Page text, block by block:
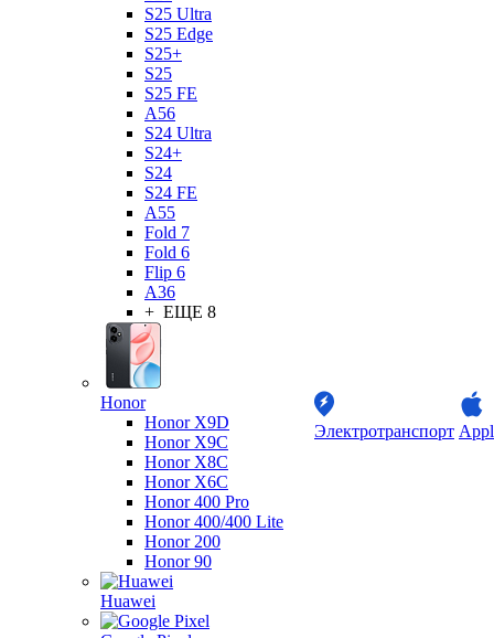
S25 Ultra
S25 Edge
S25+
S25
S25 FE
A56
S24 Ultra
S24+
S24
S24 FE
A55
Fold 7
Fold 6
Flip 6
A36
+ ЕЩЕ 8
Honor
Honor X9D
Honor X9C
Honor X8C
Honor X6C
Honor 400 Pro
Honor 400/400 Lite
Honor 200
Honor 90
Huawei
Электротранспорт